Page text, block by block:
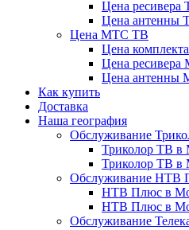
Цена ресивера
Цена антенны
Цена МТС ТВ
Цена
Цена
Цена антенны
Как купить
Доставка
Наша география
Обслуживание
Триколор ТВ в
Триколор ТВ в
Обслуживание НТВ
НТВ Плюс в
НТВ Плюс в
Обслуживание